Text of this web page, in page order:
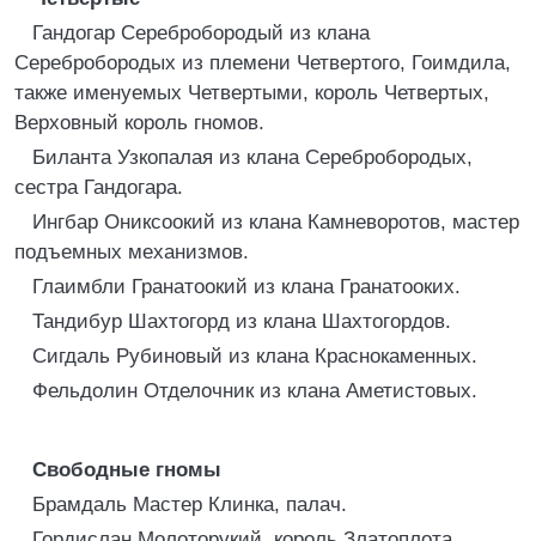
Гандогар Серебробородый из клана
Серебробородых из племени Четвертого, Гоимдила,
также именуемых Четвертыми, король Четвертых,
Верховный король гномов.
Биланта Узкопалая из клана Серебробородых,
сестра Гандогара.
Ингбар Ониксоокий из клана Камневоротов, мастер
подъемных механизмов.
Глаимбли Гранатоокий из клана Гранатооких.
Тандибур Шахтогорд из клана Шахтогордов.
Сигдаль Рубиновый из клана Краснокаменных.
Фельдолин Отделочник из клана Аметистовых.
Свободные гномы
Брамдаль Мастер Клинка, палач.